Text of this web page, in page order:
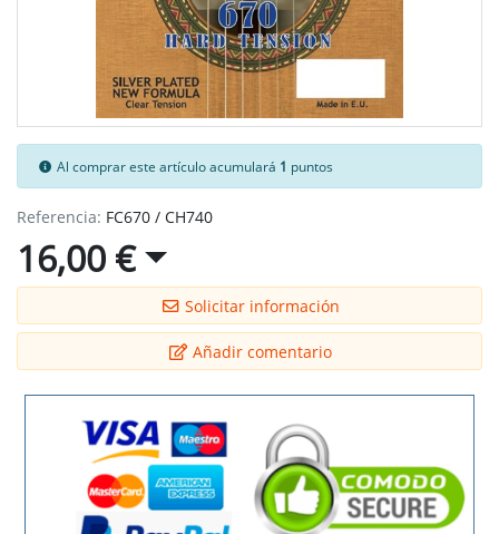
Al comprar este artículo acumulará 1 puntos
Referencia: FC670 / CH740
16,00 €
Solicitar información
Añadir comentario